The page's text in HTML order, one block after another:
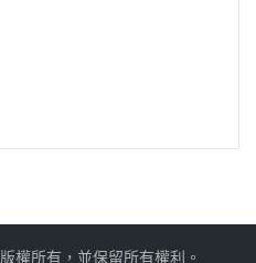
版權所有，並保留所有權利。